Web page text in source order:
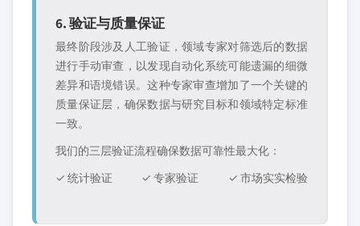
6. 验证与质量保证
最终阶段涉及人工验证，领域专家对筛选后的数据
进行手动审查，以发现自动化系统可能遗漏的细微
差异和语境错误。这种专家审查增加了一个关键的
质量保证层，确保数据与研究目标和领域特定标准
一致。
我们的三层验证流程确保数据可靠性最大化：
✓ 统计验证
✓ 专家验证 ✓ 市场实实检验